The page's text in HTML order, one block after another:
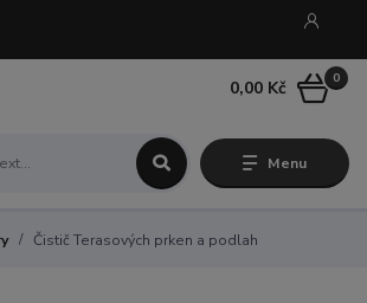
Menu
0
0,00 Kč
Čistič Terasových prken a podlah